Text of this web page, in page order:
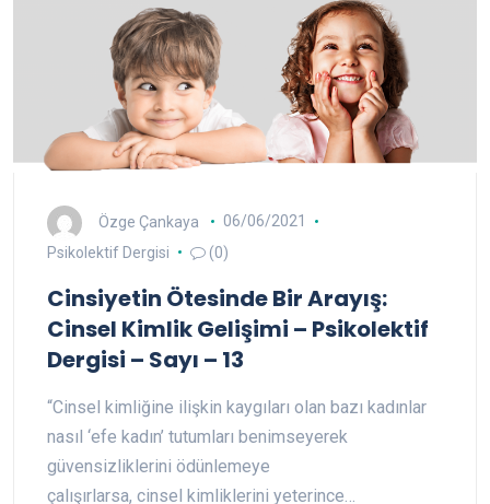
Özge Çankaya
06/06/2021
Psikolektif Dergisi
(0)
Cinsiyetin Ötesinde Bir Arayış:
Cinsel Kimlik Gelişimi – Psikolektif
Dergisi – Sayı – 13
“Cinsel kimliğine ilişkin kaygıları olan bazı kadınlar
nasıl ‘efe kadın’ tutumları benimseyerek
güvensizliklerini ödünlemeye
çalışırlarsa, cinsel kimliklerini yeterince…